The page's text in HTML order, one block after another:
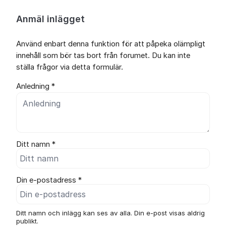
Anmäl inlägget
Använd enbart denna funktion för att påpeka olämpligt
innehåll som bör tas bort från forumet. Du kan inte
ställa frågor via detta formulär.
Anledning *
Ditt namn *
Din e-postadress *
Ditt namn och inlägg kan ses av alla. Din e-post visas aldrig
publikt.